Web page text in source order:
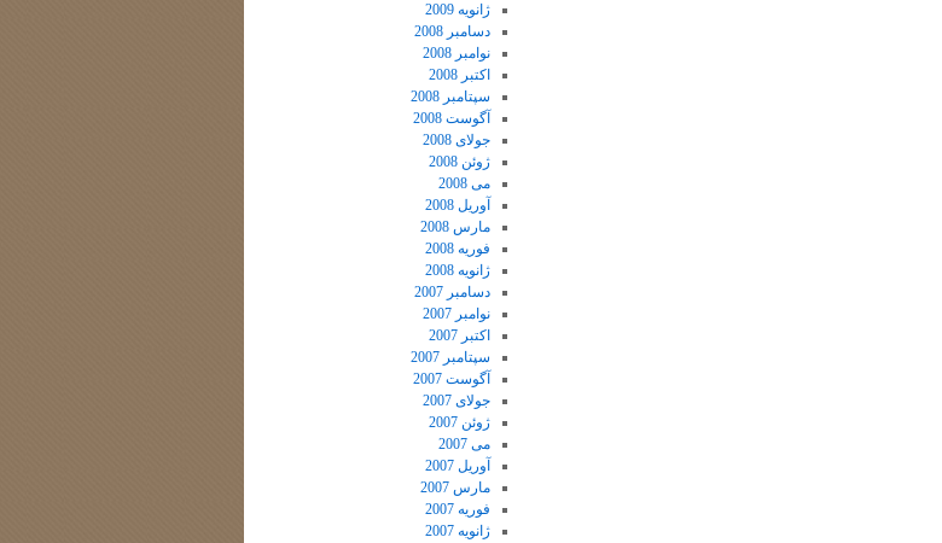
ژانویه 2009
دسامبر 2008
نوامبر 2008
اکتبر 2008
سپتامبر 2008
آگوست 2008
جولای 2008
ژوئن 2008
می 2008
آوریل 2008
مارس 2008
فوریه 2008
ژانویه 2008
دسامبر 2007
نوامبر 2007
اکتبر 2007
سپتامبر 2007
آگوست 2007
جولای 2007
ژوئن 2007
می 2007
آوریل 2007
مارس 2007
فوریه 2007
ژانویه 2007